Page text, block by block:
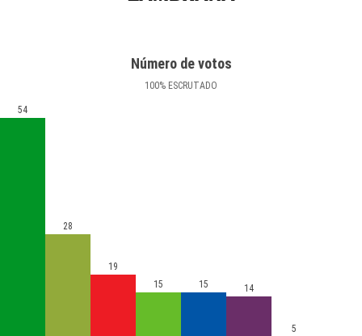
Número de votos
100% ESCRUTADO
54
28
19
15
15 14
5